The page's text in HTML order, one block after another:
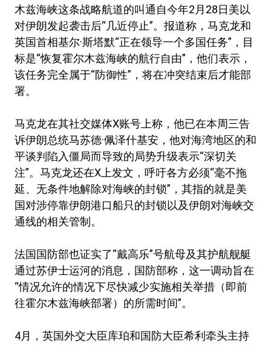
木兹海峡这条战略航道的叫通自今年2月28日美以
对伊朗发起袭击后“几近停止”。报道称，马克龙和
英国首相基尔·斯塔默“正在领导一个多国任务”，目
标是“恢复霍尔木兹海峡的航行自由”，他们表示，
该任务完全属于“防御性”，将在冲突结束后才能部
署。
马克龙在其社交媒体X账号上称，他已在本周三告
诉伊朗总统马苏德·佩泽什基安，他对海湾地区的和
平谈判陷入僵局而导致的局势升级表示“深切关
注”。马克龙还在X上发文，呼吁各方必须“毫不拖
延、无条件地解除对海峡的封锁”，其指的就是美
国对涉停靠伊朗港口船只的封锁以及伊朗对海峡交
通线的相关管制。
法国国防部也证实了“戴高乐”号航母及其护航舰艇
通过苏伊士运河的消息，国防部称，这一调动旨在
“情况允许的情况下尽快减少实施相关举措（即前
往霍尔木兹海峡部署）的所需时间”。
4月，英国外交大臣库珀和国防大臣希利牵头主持